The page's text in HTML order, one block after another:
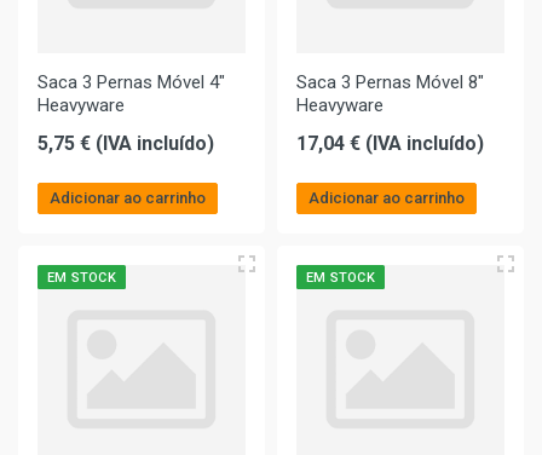
Saca 3 Pernas Móvel 4"
Heavyware
5,75 € (IVA incluído)
Adicionar ao carrinho
Saca 3 Pernas Móvel 8"
Heavyware
17,04 € (IVA incluído)
Adicionar ao carrinho
EM STOCK EM STOCK